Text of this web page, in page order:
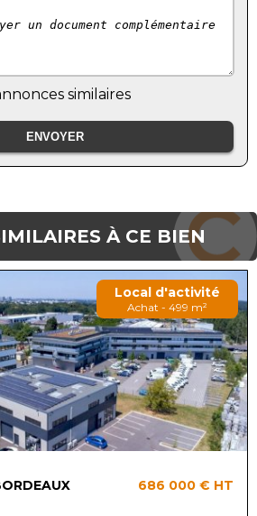
similaires
À CE BIEN
Local d'activité
Achat - 499 m²
686 000 € HT